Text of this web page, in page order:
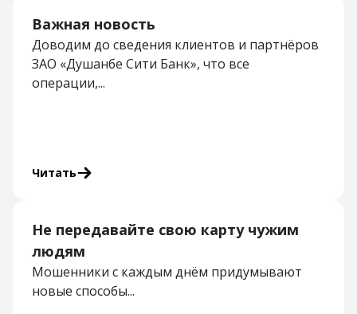
Важная новость
Доводим до сведения клиентов и партнёров
ЗАО «Душанбе Сити Банк», что все
операции,...
Читать
Не передавайте свою карту чужим
людям
Мошенники с каждым днём придумывают
новые способы...